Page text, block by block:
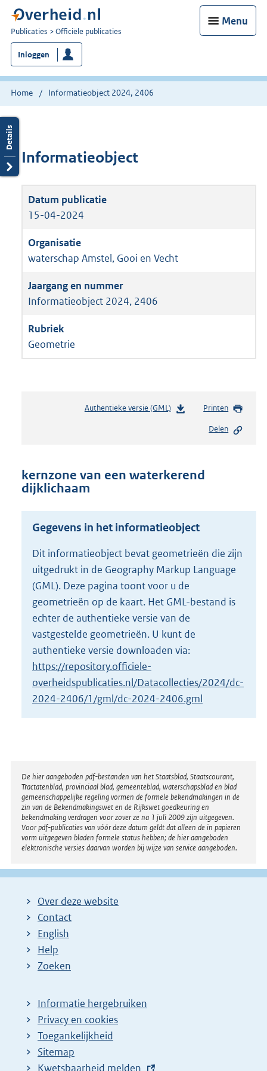
Menu
U
bent
nu
hier:
Publicaties Officiële publicaties
Inloggen
Home Informatieobject 2024, 2406
Informatieobject
15-04-2024
waterschap Amstel, Gooi en Vecht
Informatieobject 2024, 2406
Geometrie
Authentieke versie (GML)b
n
o
t
t
e
:
1
,
5
M
Printen
Delen
kernzone van een waterkerend
dijklichaam
Gegevens in het informatieobject
Dit informatieobject bevat geometrieën die zijn
uitgedrukt in de Geography Markup Language
(GML). Deze pagina toont voor u de
geometrieën op de kaart. Het GML-bestand is
echter de authentieke versie van de
vastgestelde geometrieën. U kunt de
authentieke versie downloaden via:
https://repository.officiele-
overheidspublicaties.nl/Datacollecties/2024/dc-
2024-2406/1/gml/dc-2024-2406.gml
Disclaimer
De hier aangeboden pdf-bestanden van het Staatsblad, Staatscourant,
Tractatenblad, provinciaal blad, gemeenteblad, waterschapsblad en blad
gemeenschappelijke regeling vormen de formele bekendmakingen in de
zin van de Bekendmakingswet en de Rijkswet goedkeuring en
bekendmaking verdragen voor zover ze na 1 juli 2009 zijn uitgegeven.
Voor pdf-publicaties van vóór deze datum geldt dat alleen de in papieren
vorm uitgegeven bladen formele status hebben; de hier aangeboden
elektronische versies daarvan worden bij wijze van service aangeboden.
Over deze website
Contact
English
Help
Zoeken
Informatie hergebruiken
Privacy en cookies
Toegankelijkheid
Sitemap
E
Kwetsbaarheid melden